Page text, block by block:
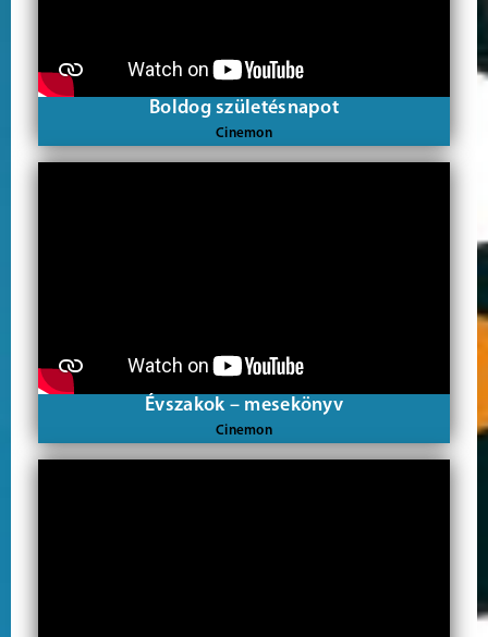
Boldog születésnapot
Cinemon
Évszakok – mesekönyv
Cinemon